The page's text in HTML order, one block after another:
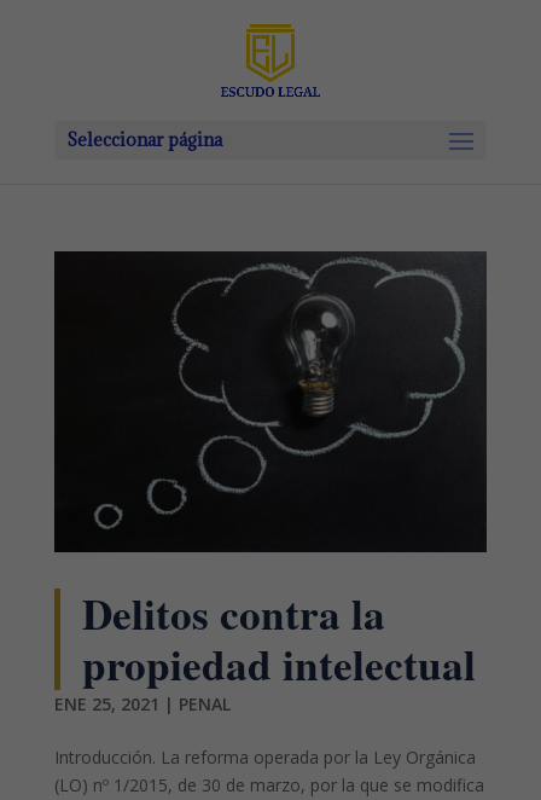
Seleccionar página
Delitos contra la
propiedad intelectual
ENE 25, 2021 | PENAL
Introducción. La reforma operada por la Ley Orgánica
(LO) nº 1/2015, de 30 de marzo, por la que se modifica